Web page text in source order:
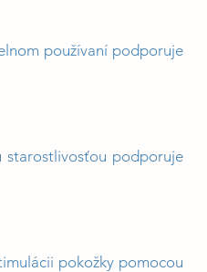
používaní podporuje
starostlivosťou podporuje
pokožky pomocou